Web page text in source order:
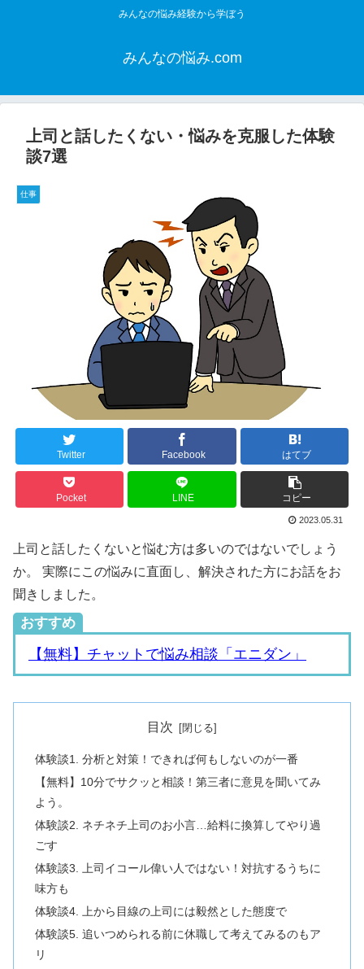
みんなの悩み経験から学ぼう
みんなの悩み.com
上司と話したくない・悩みを克服した体験
談7選
仕事
Twitter Facebook はてブ
Pocket LINE コピー
2023.05.31
上司と話したくないと悩む方は多いのではないでしょう
か。 実際にこの悩みに直面し、解決された方にお話をお
聞きしました。
おすすめ
【無料】チャットで悩み相談「エニダン」
目次
体験談1. 分析と対策！できれば何もしないのが一番
【無料】10分でサクッと相談！第三者に意見を聞いてみ
よう。
体験談2. ネチネチ上司のお小言…給料に換算してやり過
ごす
体験談3. 上司イコール偉い人ではない！対抗するうちに
味方も
体験談4. 上から目線の上司には毅然とした態度で
体験談5. 追いつめられる前に休職して考えてみるのもア
リ